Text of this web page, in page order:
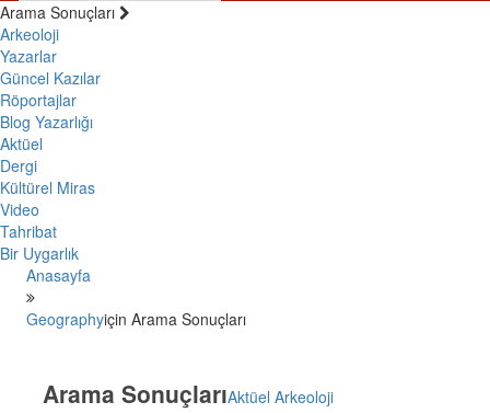
Arama Sonuçları
Arkeoloji
Yazarlar
Güncel Kazılar
Röportajlar
Blog Yazarlığı
Aktüel
Dergi
Kültürel Miras
Video
Tahribat
Bir Uygarlık
Anasayfa
Geographyiçin Arama Sonuçları
Arama SonuçlarıAktüel Arkeoloji